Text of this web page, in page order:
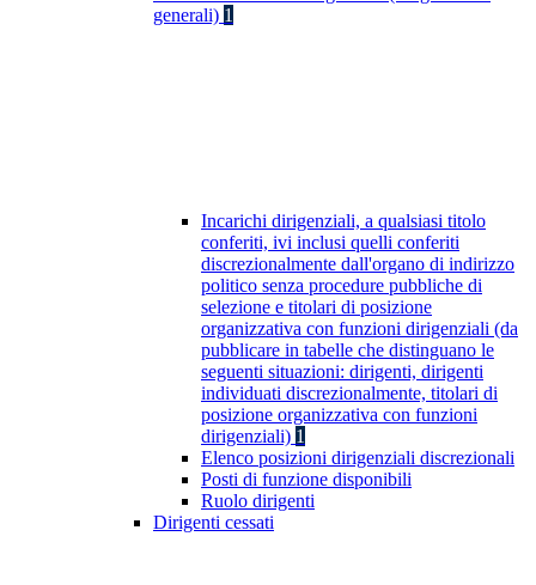
generali) 1
Incarichi dirigenziali, a qualsiasi titolo
conferiti, ivi inclusi quelli conferiti
discrezionalmente dall'organo di indirizzo
politico senza procedure pubbliche di
selezione e titolari di posizione
organizzativa con funzioni dirigenziali (da
pubblicare in tabelle che distinguano le
seguenti situazioni: dirigenti, dirigenti
individuati discrezionalmente, titolari di
posizione organizzativa con funzioni
dirigenziali) 1
Elenco posizioni dirigenziali discrezionali
Posti di funzione disponibili
Ruolo dirigenti
Dirigenti cessati